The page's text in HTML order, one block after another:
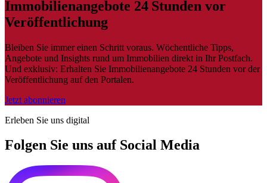
Immobilienangebote 24 Stunden vor
Veröffentlichung
Bleiben Sie immer einen Schritt voraus. Wöchentliche Tipps,
Angebote und Insights rund um Immobilien direkt in Ihr Postfach.
Und exklusiv: Erhalten Sie Immobilienangebote 24 Stunden vor der
Veröffentlichung auf den Portalen.
Jetzt abonnieren
Erleben Sie uns digital
Folgen Sie uns auf Social Media